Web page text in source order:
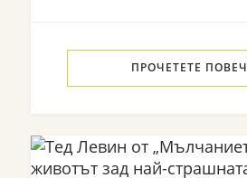
ПРОЧЕТЕТЕ